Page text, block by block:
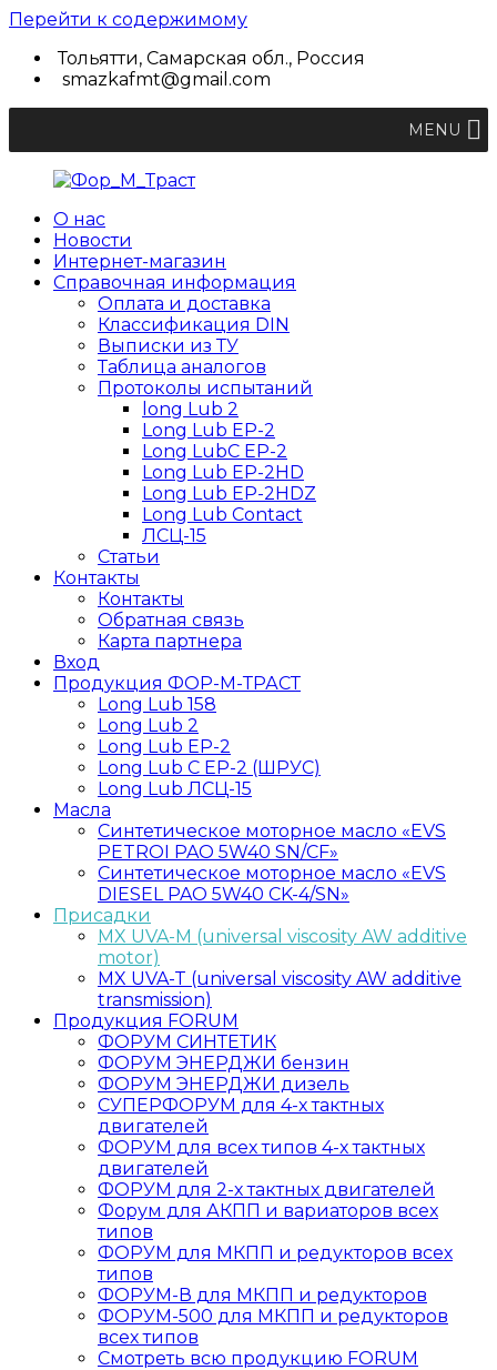
Перейти к содержимому
Тольятти, Самарская обл., Россия
smazkafmt@gmail.com
MENU
Фор_М_Траст
Научно-
производственная
фирма
О нас
Новости
Интернет-магазин
Справочная информация
Оплата и доставка
Классификация DIN
Выписки из ТУ
Таблица аналогов
Протоколы испытаний
long Lub 2
Long Lub EP-2
Long LubC EP-2
Long Lub EP-2HD
Long Lub EP-2HDZ
Long Lub Contact
ЛСЦ-15
Статьи
Контакты
Контакты
Обратная связь
Карта партнера
Вход
Продукция ФОР-М-ТРАСТ
Long Lub 158
Long Lub 2
Long Lub EP-2
Long Lub C EP-2 (ШРУС)
Long Lub ЛСЦ-15
Масла
Синтетическое моторное масло «EVS
PETROI PAO 5W40 SN/CF»
Синтетическое моторное масло «EVS
DIESEL PAO 5W40 CK-4/SN»
Присадки
MX UVA-M (universal viscosity AW additive
motor)
MX UVA-T (universal viscosity AW additive
transmission)
Продукция FORUM
ФОРУМ СИНТЕТИК
ФОРУМ ЭНЕРДЖИ бензин
ФОРУМ ЭНЕРДЖИ дизель
СУПЕРФОРУМ для 4-х тактных
двигателей
ФОРУМ для всех типов 4-х тактных
двигателей
ФОРУМ для 2-х тактных двигателей
Форум для АКПП и вариаторов всех
типов
ФОРУМ для МКПП и редукторов всех
типов
ФОРУМ-В для МКПП и редукторов
ФОРУМ-500 для МКПП и редукторов
всех типов
Смотреть всю продукцию FORUM